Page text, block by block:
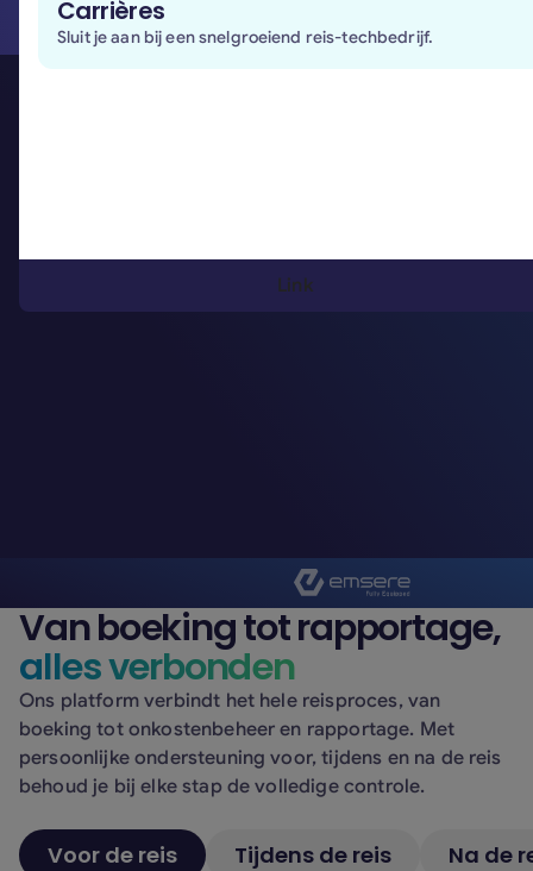
Carrières
Sluit je aan bij een snelgroeiend reis-techbedrijf.
Link
Van boeking tot rapportage,
alles verbonden
Ons platform verbindt het hele reisproces, van
boeking tot onkostenbeheer en rapportage. Met
persoonlijke ondersteuning voor, tijdens en na de reis
behoud je bij elke stap de volledige controle.
Voor de reis Tijdens de reis Na de